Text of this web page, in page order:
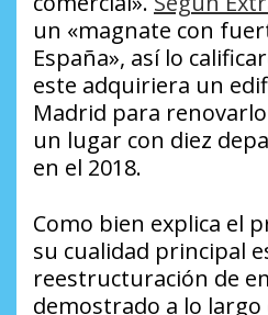
un «magnate con
España», así lo
este adquiriera un
Madrid para
un lugar con diez
en el 2018.
Como bien explica el
su cualidad principal
reestructuración de
demostrado a lo largo